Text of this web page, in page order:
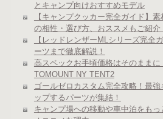
とキャンプ向けおすすめモデル
【キャンプクッカー完全ガイド】
の相性・選び方、おススメもご紹介
【レッドレンザーMLシリーズ完全
ーツまで徹底解説！
高スペックお手頃価格はそのまま
TOMOUNT NY TENT2
ゴールゼロカスタム完全攻略！最
ップするパーツが集結！
キャンプ場への移動や車中泊をも